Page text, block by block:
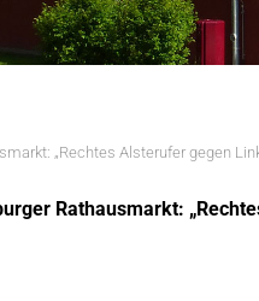
„Rechtes Alsterufer gegen
Rathausmarkt: